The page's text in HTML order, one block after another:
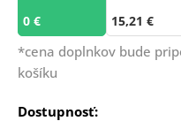
0 € 15,21 €
*cena doplnkov bude
košíku
Dostupnosť: